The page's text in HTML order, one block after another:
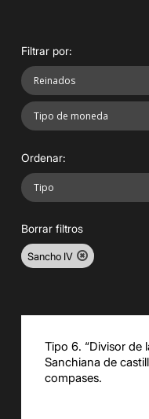
Filtrar por:
Ordenar:
Borrar filtros
Sancho IV
Tipo 6. “Divisor de
Sanchiana de
compases.